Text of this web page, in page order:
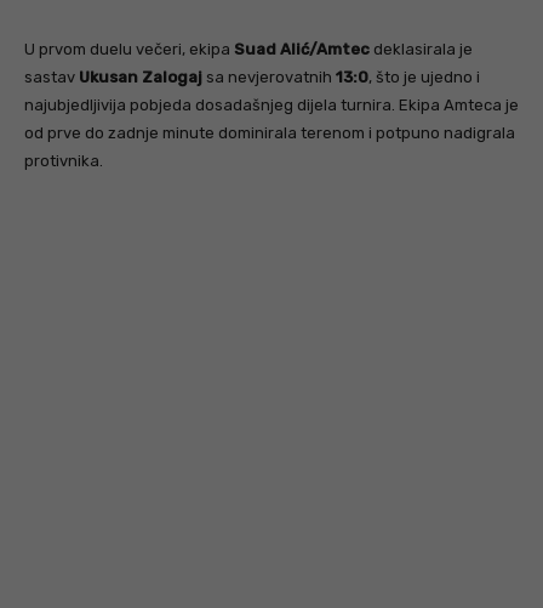
U prvom duelu večeri, ekipa Suad Alić/Amtec deklasirala je
sastav Ukusan Zalogaj sa nevjerovatnih 13:0, što je ujedno i
najubjedljivija pobjeda dosadašnjeg dijela turnira. Ekipa Amteca je
od prve do zadnje minute dominirala terenom i potpuno nadigrala
protivnika.